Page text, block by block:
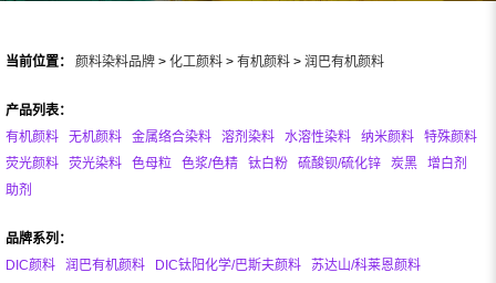
当前位置： 颜料染料品牌 > 化工颜料 > 有机颜料 > 润巴有机颜料
产品列表：
有机颜料
无机颜料 金属络合染料 溶剂染料 水溶性染料 纳米颜料
特殊颜料
荧光颜料
荧光染料 色母粒 色浆/色精 钛白粉 硫酸钡/硫化锌 炭黑
增白剂
助剂
品牌系列：
DIC颜料
润巴有机颜料 DIC钛阳化学/巴斯夫颜料
苏达山/科莱恩颜料